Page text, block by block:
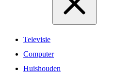
Televisie
Computer
Huishouden